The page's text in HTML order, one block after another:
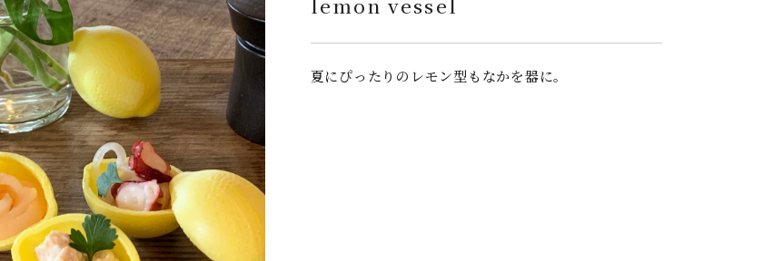
lemon vessel
夏にぴったりのレモン型もなかを器に。